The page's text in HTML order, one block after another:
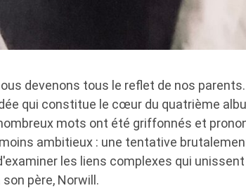
devenons tous le reflet de nos
qui constitue le cœur du quatrième
mots ont été griffonnés et
ambitieux : une tentative
les liens complexes qui
père, Norwill.